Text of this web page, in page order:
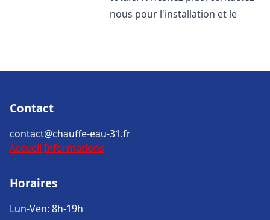
nous pour l'installation et le
Contact
contact@chauffe-eau-31.fr
Accueil Informations
Horaires
Lun-Ven: 8h-19h